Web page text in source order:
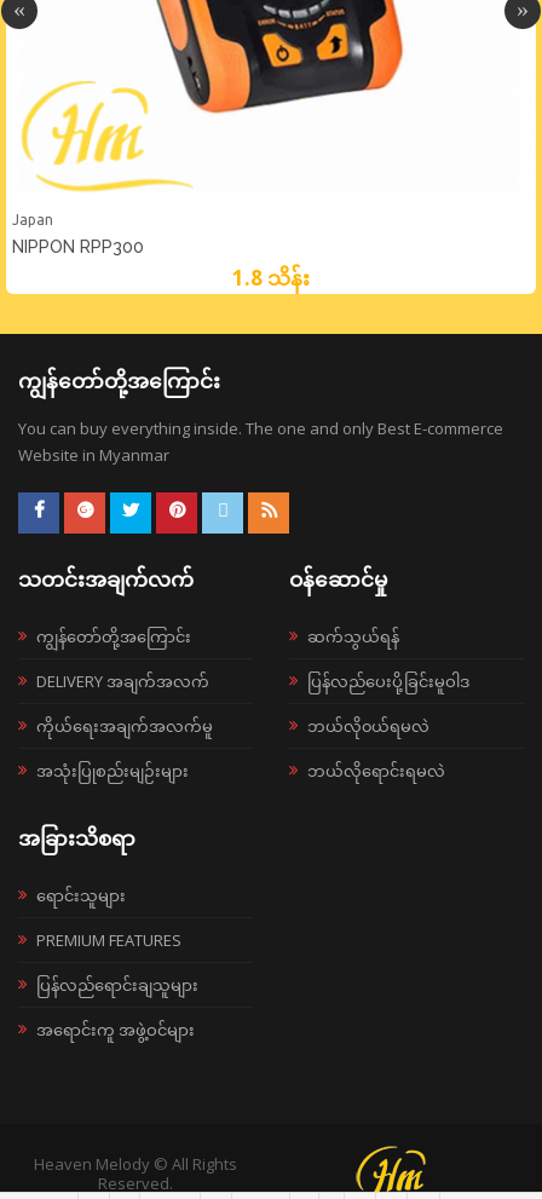
Japan
NIPPON RPP300
1.8 သိန်း
ကျွန်တော်တို့အကြောင်း
You can buy everything inside. The one and only Best E-commerce
Website in Myanmar
သတင်းအချက်လက်
ကျွန်တော်တို့အကြောင်း
DELIVERY အချက်အလက်
ကိုယ်ရေးအချက်အလက်မူ
အသုံးပြုစည်းမျဉ်းများ
ဝန်ဆောင်မှု
ဆက်သွယ်ရန်
ပြန်လည်ပေးပို့ခြင်းမူဝါဒ
ဘယ်လို၀ယ်ရမလဲ
ဘယ်လိုရောင်းရမလဲ
အခြားသိစရာ
ရောင်းသူများ
PREMIUM FEATURES
ပြန်လည်ရောင်းချသူများ
အရောင်းကူ အဖွဲ့ဝင်များ
Heaven Melody © All Rights
Reserved.